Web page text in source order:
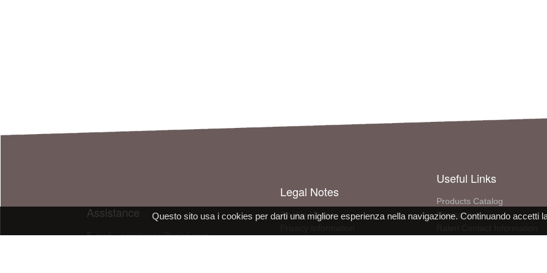
Questo sito usa i cookies per darti una migliore esperienza nella navigazione. Continuando accetti
Assistance
E-mail: assistenza@raleri.com
Legal Notes
Cookie Usage
Useful Links
Products Catalog
Newspage